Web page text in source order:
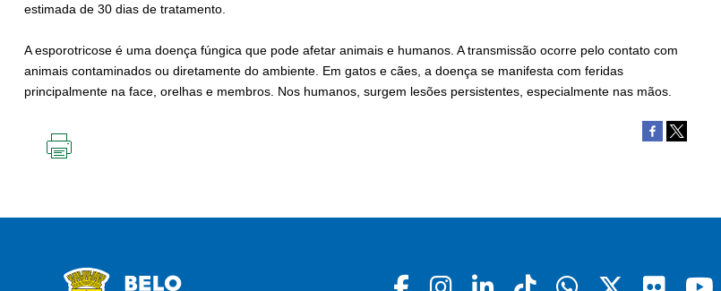
estimada de 30 dias de tratamento.
A esporotricose é uma doença fúngica que pode afetar animais e humanos. A transmissão ocorre pelo contato com
animais contaminados ou diretamente do ambiente. Em gatos e cães, a doença se manifesta com feridas
principalmente na face, orelhas e membros. Nos humanos, surgem lesões persistentes, especialmente nas mãos.